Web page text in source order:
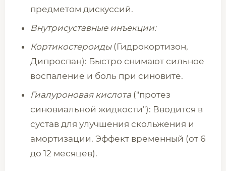
предметом дискуссий.
Внутрисуставные инъекции:
Кортикостероиды(Гидрокортизон,
Дипроспан): Быстро снимают сильное
воспаление и боль при синовите.
Гиалуроновая кислота ("протез
синовиальной жидкости"): Вводится в
сустав для улучшения скольжения и
амортизации. Эффект временный (от 6
до 12 месяцев).